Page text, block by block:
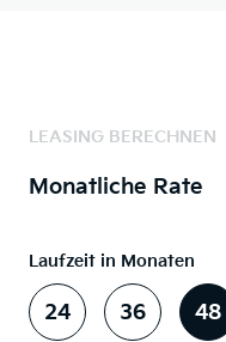
LEASING BERECHNEN
Monatliche Rate
Laufzeit in Monaten
24 36 48